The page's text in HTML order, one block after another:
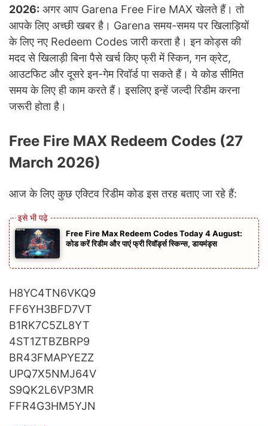
2026: अगर आप Garena Free Fire MAX खेलते हैं। तो
आपके लिए अच्छी खबर है। Garena समय-समय पर खिलाड़ियों
के लिए नए Redeem Codes जारी करता है। इन कोड्स की
मदद से खिलाड़ी बिना पैसे खर्च किए फ्री में स्किन, गन क्रेट,
आउटफिट और दूसरे इन-गेम रिवॉर्ड पा सकते हैं। ये कोड सीमित
समय के लिए ही काम करते हैं। इसलिए इन्हें जल्दी रिडीम करना
जरूरी होता है।
Free Fire MAX Redeem Codes (27
March 2026)
आज के लिए कुछ एक्टिव रिडीम कोड इस तरह बताए जा रहे हैं:
Free Fire Max Redeem Codes Today 4 August:
कोड करें रिडीम और पाएं फ्री रिवॉर्ड्स स्किन्स, डायमंड्स
H8YC4TN6VKQ9
FF6YH3BFD7VT
B1RK7C5ZL8YT
4ST1ZTBZBRP9
BR43FMAPYEZZ
UPQ7X5NMJ64V
S9QK2L6VP3MR
FFR4G3HM5YJN